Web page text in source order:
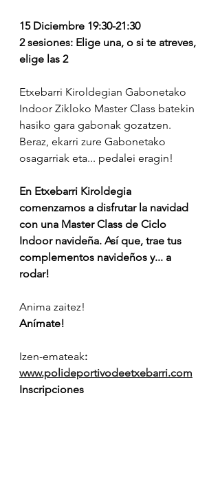
15 Diciembre 19:30-21:30
2 sesiones: Elige una, o si te atreves,
elige las 2
Etxebarri Kiroldegian Gabonetako
Indoor Zikloko Master Class batekin
hasiko gara gabonak gozatzen.
Beraz, ekarri zure Gabonetako
osagarriak eta... pedalei eragin!
En Etxebarri Kiroldegia
comenzamos a disfrutar la navidad
con una Master Class de Ciclo
Indoor navideña. Así que, trae tus
complementos navideños y... a
rodar!
Anima zaitez!
Anímate!
Izen-emateak:
www.polideportivodeetxebarri.com
Inscripciones